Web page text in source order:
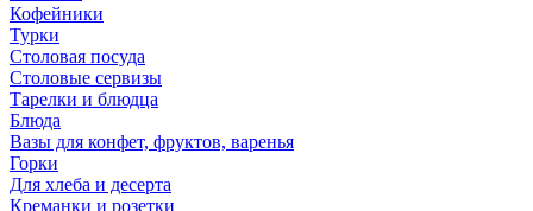
Кофейники
Турки
Столовая посуда
Столовые сервизы
Тарелки и блюдца
Блюда
Вазы для конфет, фруктов, варенья
Горки
Для хлеба и десерта
Креманки и розетки